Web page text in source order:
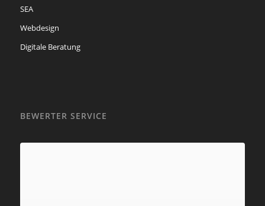
SEA
Webdesign
Digitale Beratung
BEWERTER SERVICE